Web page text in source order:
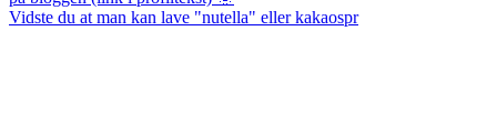
Vidste du at man kan lave "nutella" eller kakaospr